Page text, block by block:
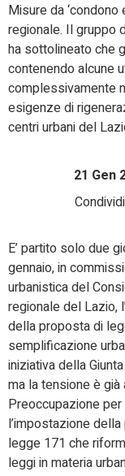
Misure da ‘condono
regionale. Il gruppo
ha sottolineato che
contenendo alcune
complessivamente
esigenze di
centri urbani del
21 Gen
E’ partito solo due
gennaio, in
urbanistica del
regionale del Lazio,
della proposta di
semplificazione
iniziativa della
ma la tensione è già
Preoccupazione per
l’impostazione
legge 171 che
leggi in materia